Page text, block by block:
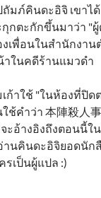
มภ์คินดะอิจิ เขาไ
ตะกักขึ้นมาว่า "ผู้
เพื่อนในสำนักงาน
ในคดีร้านแมวดำ
ก้าใช้ "ในห้องที่ปิด
ช้คำว่า 本陣殺人
ะอ้างอิงถึงตอนนี้
านคินดะอิจิยอดนัก
รเป็นผู้แปล :)